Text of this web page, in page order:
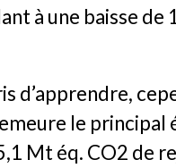
à une baisse de
d’apprendre,
le principal
Mt éq. CO2 de